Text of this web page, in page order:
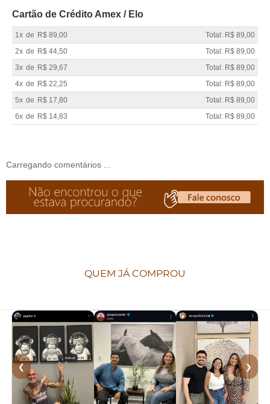
Cartão de Crédito Amex / Elo
1x de R$ 89,00
Total: R$ 89,00
2x de R$ 44,50
Total: R$ 89,00
3x de R$ 29,67
Total: R$ 89,00
4x de R$ 22,25
Total: R$ 89,00
5x de R$ 17,80
Total: R$ 89,00
6x de R$ 14,83 Total: R$ 89,00
Carregando comentários ...
QUEM JÁ COMPROU
❮ ❯